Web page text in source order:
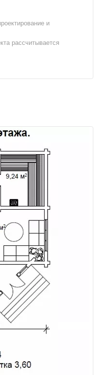
и
рассчитывается